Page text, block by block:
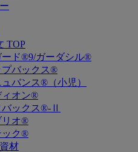
TOP
ード®9/ガーダシル®
プバックス®
バンス®（小児）
ィオン®
バックス®-Ⅱ
リオ®
ック®
材